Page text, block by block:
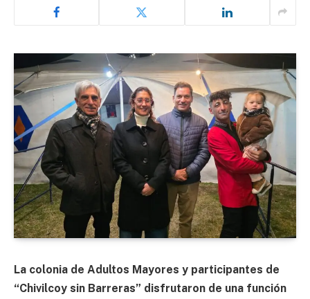
La colonia de Adultos Mayores y participantes de
“Chivilcoy sin Barreras” disfrutaron de una función